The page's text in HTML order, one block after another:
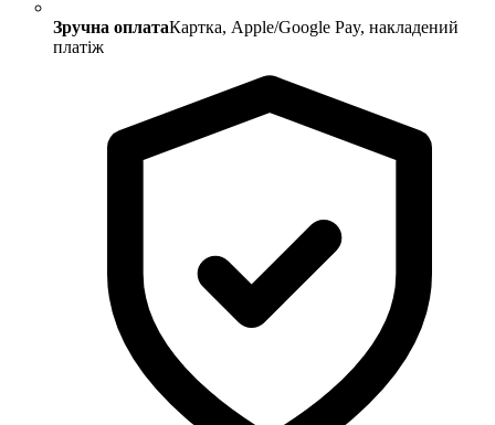
Зручна оплатаКартка, Apple/Google Pay, накладений
платіж